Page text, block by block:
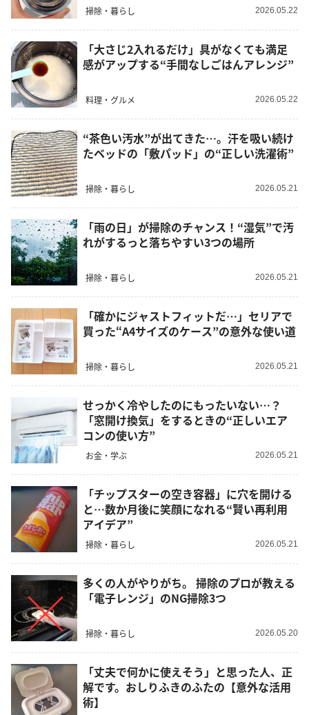
掃除・暮らし 2026.05.22
「大さじ2入れるだけ」具がなくても満足
感がアップする“手間なしごはんアレンジ”
料理・グルメ 2026.05.22
“茶色い汚水”が出てきた…。汗を吸い続け
たベッドの「敷パッド」の“正しい洗濯術”
掃除・暮らし 2026.05.21
「雨の日」が掃除のチャンス！“湿気”で汚
れがするっと落ちやすい3つの場所
掃除・暮らし 2026.05.21
「確かにジャストフィットだ…」セリアで
買った“A4サイズのケース”の意外な使い道
掃除・暮らし 2026.05.21
せっかく冷やしたのにもったいない…？
「窓開け換気」をするときの“正しいエア
コンの使い方”
お金・学ぶ 2026.05.21
「チップスターの空き容器」に穴を開ける
と…数か月後に笑顔になれる“賢い再利用
アイデア”
掃除・暮らし 2026.05.21
多くの人がやりがち。 掃除のプロが教える
「電子レンジ」のNG掃除3つ
掃除・暮らし 2026.05.20
「丈夫で何かに使えそう」と思った人、正
解です。おしりふきのふたの【意外な活用
術】